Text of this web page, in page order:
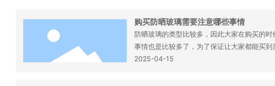
购买防晒玻璃需要注意哪些事情
防晒玻璃的类型比较多，因此大家在购买的时
事情也是比较多了，为了保证让大家都能买到
玻璃，我们在这里就为大家来说说在采购的时
2025-04-15